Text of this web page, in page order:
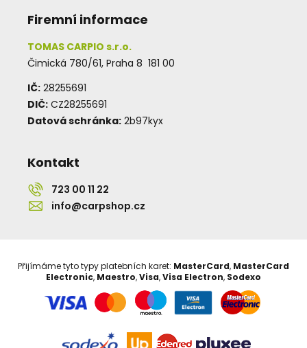
Firemní informace
TOMAS CARPIO s.r.o.
Čimická 780/61, Praha 8 181 00
IČ: 28255691
DIČ: CZ28255691
Datová schránka: 2b97kyx
Kontakt
723 00 11 22
info@carpshop.cz
Přijímáme tyto typy platebních karet: MasterCard, MasterCard
Electronic, Maestro,Visa,Visa Electron, Sodexo